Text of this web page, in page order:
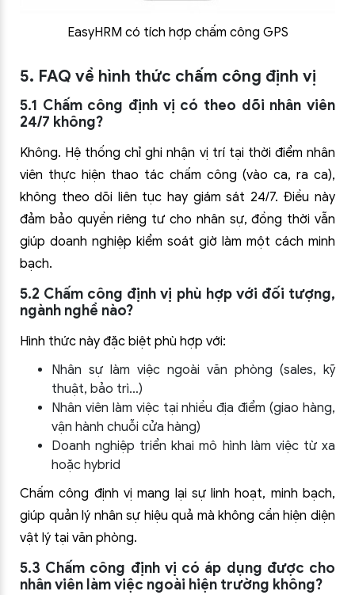
EasyHRM có tích hợp chấm công GPS
5. FAQ về hình thức chấm công định vị
5.1 Chấm công định vị có theo dõi nhân viên
24/7 không?
Không. Hệ thống chỉ ghi nhận vị trí tại thời điểm nhân
viên thực hiện thao tác chấm công (vào ca, ra ca),
không theo dõi liên tục hay giám sát 24/7. Điều này
đảm bảo quyền riêng tư cho nhân sự, đồng thời vẫn
giúp doanh nghiệp kiểm soát giờ làm một cách minh
bạch.
5.2 Chấm công định vị phù hợp với đối tượng,
ngành nghề nào?
Hình thức này đặc biệt phù hợp với:
Nhân sự làm việc ngoài văn phòng (sales, kỹ
thuật, bảo trì…)
Nhân viên làm việc tại nhiều địa điểm (giao hàng,
vận hành chuỗi cửa hàng)
Doanh nghiệp triển khai mô hình làm việc từ xa
hoặc hybrid
Chấm công định vị mang lại sự linh hoạt, minh bạch,
giúp quản lý nhân sự hiệu quả mà không cần hiện diện
vật lý tại văn phòng.
5.3 Chấm công định vị có áp dụng được cho
nhân viên làm việc ngoài hiện trường không?